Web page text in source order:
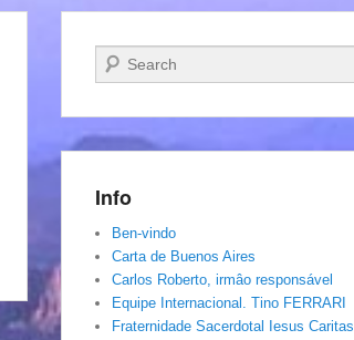
Pesquisar…
Info
Ben-vindo
Carta de Buenos Aires
Carlos Roberto, irmâo responsável
Equipe Internacional. Tino FERRARI
Fraternidade Sacerdotal Iesus Caritas